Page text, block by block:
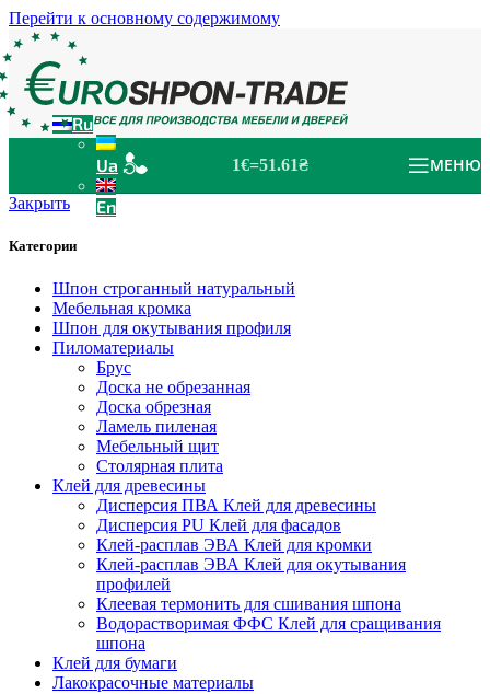
Перейти к основному содержимому
Ru
Ua
En
1€=51.61₴ МЕНЮ
Закрыть
Категории
Шпон строганный натуральный
Мебельная кромка
Шпон для окутывания профиля
Пиломатериалы
Брус
Доска не обрезанная
Доска обрезная
Ламель пиленая
Мебельный щит
Столярная плита
Клей для древесины
Дисперсия ПВА Клей для древесины
Дисперсия PU Клей для фасадов
Клей-расплав ЭВА Клей для кромки
Клей-расплав ЭВА Клей для окутывания
профилей
Клеевая термонить для сшивания шпона
Водорастворимая ФФС Клей для сращивания
шпона
Клей для бумаги
Лакокрасочные материалы